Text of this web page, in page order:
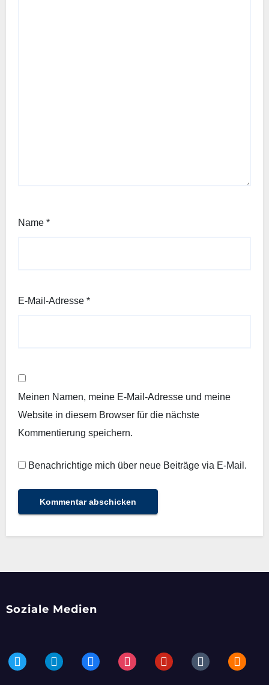
Name *
E-Mail-Adresse *
Meinen Namen, meine E-Mail-Adresse und meine
Website in diesem Browser für die nächste
Kommentierung speichern.
Benachrichtige mich über neue Beiträge via E-Mail.
Soziale Medien
twitter telegramfacebookinstagrampinteresttumblr blogger